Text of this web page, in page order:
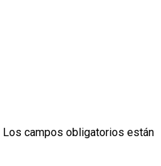
Los campos obligatorios están